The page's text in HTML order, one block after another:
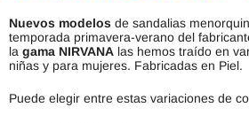
Nuevos modelos de sandalias
temporada primavera-verano del
la gama NIRVANA las hemos traído en
niñas y para mujeres. Fabricadas en Piel.
Puede elegir entre estas variaciones de